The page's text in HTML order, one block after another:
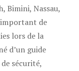
Bimini, Nassau,
important de
lors de la
d’un guide
sécurité,